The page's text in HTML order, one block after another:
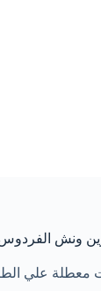
ونش الفردوس |
- جميع مناطق